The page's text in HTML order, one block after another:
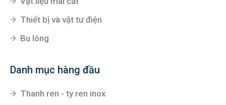
Thiết bị và vật tư điện
Bu lông
Danh mục hàng đầu
Thanh ren - ty ren inox